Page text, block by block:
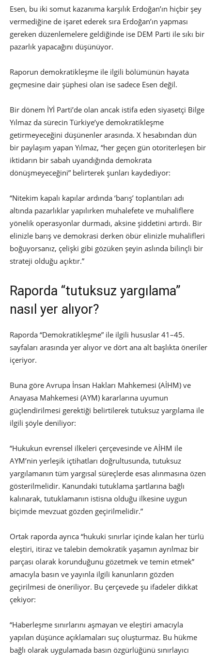
Esen, bu iki somut kazanıma karşılık Erdoğan’ın hiçbir şey
vermediğine de işaret ederek sıra Erdoğan’ın yapması
gereken düzenlemelere geldiğinde ise DEM Parti ile sıkı bir
pazarlık yapacağını düşünüyor.
Raporun demokratikleşme ile ilgili bölümünün hayata
geçmesine dair şüphesi olan ise sadece Esen değil.
Bir dönem İYİ Parti’de olan ancak istifa eden siyasetçi Bilge
Yılmaz da sürecin Türkiye’ye demokratikleşme
getirmeyeceğini düşünenler arasında. X hesabından dün
bir paylaşım yapan Yılmaz, “her geçen gün otoriterleşen bir
iktidarın bir sabah uyandığında demokrata
dönüşmeyeceğini” belirterek şunları kaydediyor:
“Nitekim kapalı kapılar ardında ‘barış’ toplantıları adı
altında pazarlıklar yapılırken muhalefete ve muhaliflere
yönelik operasyonlar durmadı, aksine şiddetini artırdı. Bir
elinizle barış ve demokrasi derken öbür elinizle muhalifleri
boğuyorsanız, çelişki gibi gözüken şeyin aslında bilinçli bir
strateji olduğu açıktır.”
Raporda “tutuksuz yargılama”
nasıl yer alıyor?
Raporda “Demokratikleşme” ile ilgili hususlar 41–45.
sayfaları arasında yer alıyor ve dört ana alt başlıkta öneriler
içeriyor.
Buna göre Avrupa İnsan Hakları Mahkemesi (AİHM) ve
Anayasa Mahkemesi (AYM) kararlarına uyumun
güçlendirilmesi gerektiği belirtilerek tutuksuz yargılama ile
ilgili şöyle deniliyor:
“Hukukun evrensel ilkeleri çerçevesinde ve AİHM ile
AYM’nin yerleşik içtihatları doğrultusunda, tutuksuz
yargılamanın tüm yargısal süreçlerde esas alınmasına özen
gösterilmelidir. Kanundaki tutuklama şartlarına bağlı
kalınarak, tutuklamanın istisna olduğu ilkesine uygun
biçimde mevzuat gözden geçirilmelidir.”
Ortak raporda ayrıca “hukuki sınırlar içinde kalan her türlü
eleştiri, itiraz ve talebin demokratik yaşamın ayrılmaz bir
parçası olarak korunduğunu gözetmek ve temin etmek”
amacıyla basın ve yayınla ilgili kanunların gözden
geçirilmesi de öneriliyor. Bu çerçevede şu ifadeler dikkat
çekiyor:
“Haberleşme sınırlarını aşmayan ve eleştiri amacıyla
yapılan düşünce açıklamaları suç oluşturmaz. Bu hükme
bağlı olarak uygulamada basın özgürlüğünü sınırlayıcı